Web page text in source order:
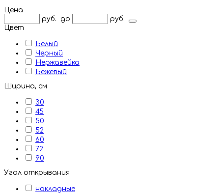
Цена
руб.
до
руб.
Цвет
Белый
Черный
Нержавейка
Бежевый
Ширина, см
30
45
50
52
60
72
90
Угол открывания
накладные